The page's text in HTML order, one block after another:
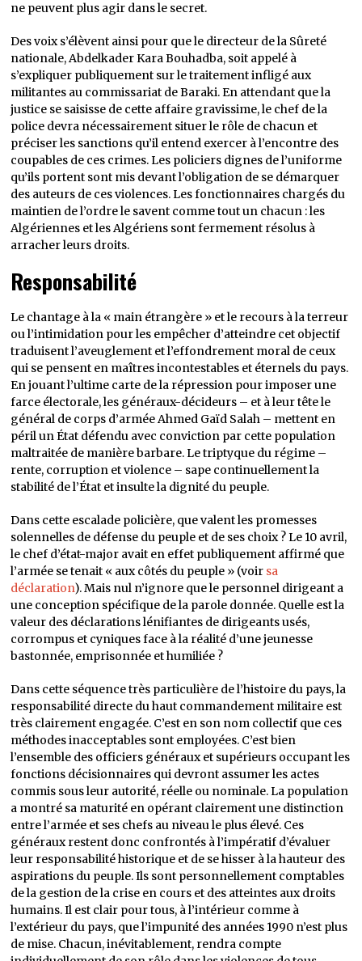
ne peuvent plus agir dans le secret.
Des voix s’élèvent ainsi pour que le directeur de la Sûreté
nationale, Abdelkader Kara Bouhadba, soit appelé à
s’expliquer publiquement sur le traitement infligé aux
militantes au commissariat de Baraki. En attendant que la
justice se saisisse de cette affaire gravissime, le chef de la
police devra nécessairement situer le rôle de chacun et
préciser les sanctions qu’il entend exercer à l’encontre des
coupables de ces crimes. Les policiers dignes de l’uniforme
qu’ils portent sont mis devant l’obligation de se démarquer
des auteurs de ces violences. Les fonctionnaires chargés du
maintien de l’ordre le savent comme tout un chacun : les
Algériennes et les Algériens sont fermement résolus à
arracher leurs droits.
Responsabilité
Le chantage à la « main étrangère » et le recours à la terreur
ou l’intimidation pour les empêcher d’atteindre cet objectif
traduisent l’aveuglement et l’effondrement moral de ceux
qui se pensent en maîtres incontestables et éternels du pays.
En jouant l’ultime carte de la répression pour imposer une
farce électorale, les généraux-décideurs – et à leur tête le
général de corps d’armée Ahmed Gaïd Salah – mettent en
péril un État défendu avec conviction par cette population
maltraitée de manière barbare. Le triptyque du régime –
rente, corruption et violence – sape continuellement la
stabilité de l’État et insulte la dignité du peuple.
Dans cette escalade policière, que valent les promesses
solennelles de défense du peuple et de ses choix ? Le 10 avril,
le chef d’état-major avait en effet publiquement affirmé que
l’armée se tenait « aux côtés du peuple » (voir sa
déclaration). Mais nul n’ignore que le personnel dirigeant a
une conception spécifique de la parole donnée. Quelle est la
valeur des déclarations lénifiantes de dirigeants usés,
corrompus et cyniques face à la réalité d’une jeunesse
bastonnée, emprisonnée et humiliée ?
Dans cette séquence très particulière de l’histoire du pays, la
responsabilité directe du haut commandement militaire est
très clairement engagée. C’est en son nom collectif que ces
méthodes inacceptables sont employées. C’est bien
l’ensemble des officiers généraux et supérieurs occupant les
fonctions décisionnaires qui devront assumer les actes
commis sous leur autorité, réelle ou nominale. La population
a montré sa maturité en opérant clairement une distinction
entre l’armée et ses chefs au niveau le plus élevé. Ces
généraux restent donc confrontés à l’impératif d’évaluer
leur responsabilité historique et de se hisser à la hauteur des
aspirations du peuple. Ils sont personnellement comptables
de la gestion de la crise en cours et des atteintes aux droits
humains. Il est clair pour tous, à l’intérieur comme à
l’extérieur du pays, que l’impunité des années 1990 n’est plus
de mise. Chacun, inévitablement, rendra compte